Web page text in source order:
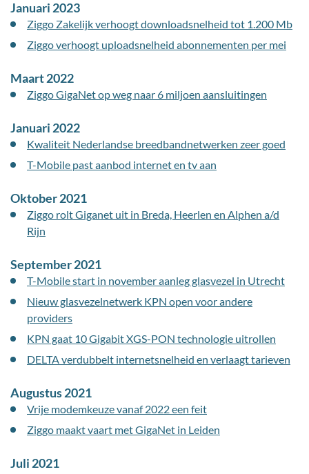
Januari 2023
Ziggo Zakelijk verhoogt downloadsnelheid tot 1.200 Mb
Ziggo verhoogt uploadsnelheid abonnementen per mei
Maart 2022
Ziggo GigaNet op weg naar 6 miljoen aansluitingen
Januari 2022
Kwaliteit Nederlandse breedbandnetwerken zeer goed
T-Mobile past aanbod internet en tv aan
Oktober 2021
Ziggo rolt Giganet uit in Breda, Heerlen en Alphen a/d
Rijn
September 2021
T-Mobile start in november aanleg glasvezel in Utrecht
Nieuw glasvezelnetwerk KPN open voor andere
providers
KPN gaat 10 Gigabit XGS-PON technologie uitrollen
DELTA verdubbelt internetsnelheid en verlaagt tarieven
Augustus 2021
Vrije modemkeuze vanaf 2022 een feit
Ziggo maakt vaart met GigaNet in Leiden
Juli 2021